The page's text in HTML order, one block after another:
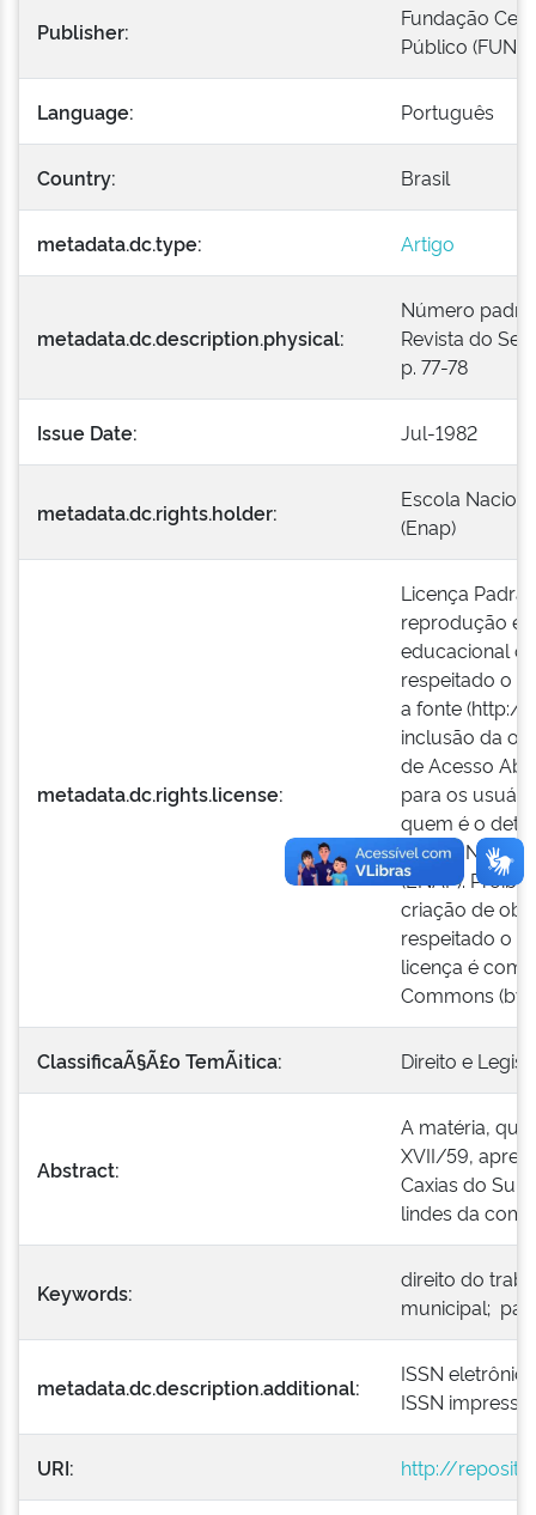
Publisher:
Fundação
Público
Language: Português
Country: Brasil
metadata.dc.type: Artigo
metadata.dc.description.physical:
Número
Revista do
p. 77-78
Issue Date: Jul-1982
metadata.dc.rights.holder:
Escola
(Enap)
metadata.dc.rights.license:
Licença
reprodução e
educacional
respeitado o
a fonte (http://
inclusão da
de Acesso
para os
quem é o
Escola
(ENAP).
criação de
respeitado o
licença é
Commons
ClassificaÃ§Ã£o TemÃ¡tica: Direito e
Abstract:
A matéria,
XVII/59,
Caxias do Sul,
lindes da
Keywords:
direito do
municipal;
metadata.dc.description.additional:
ISSN
ISSN
URI: http://